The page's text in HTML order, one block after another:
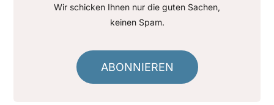
Wir schicken Ihnen nur die guten Sachen,
keinen Spam.
ABONNIEREN